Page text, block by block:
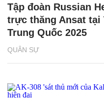
QUÂN SỰ
Tập đoàn Russian
trực thăng Ansat tại
Trung Quốc 2025